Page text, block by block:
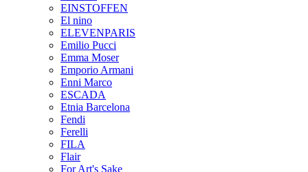
EINSTOFFEN
El nino
ELEVENPARIS
Emilio Pucci
Emma Moser
Emporio Armani
Enni Marco
ESCADA
Etnia Barcelona
Fendi
Ferelli
FILA
Flair
For Art's Sake